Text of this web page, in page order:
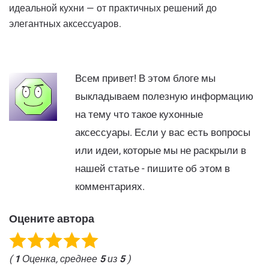
идеальной кухни — от практичных решений до
элегантных аксессуаров.
Всем привет! В этом блоге мы
выкладываем полезную информацию
на тему что такое кухонные
аксессуары. Если у вас есть вопросы
или идеи, которые мы не раскрыли в
нашей статье - пишите об этом в
комментариях.
Оцените автора
( 1 Оценка, среднее 5из 5)